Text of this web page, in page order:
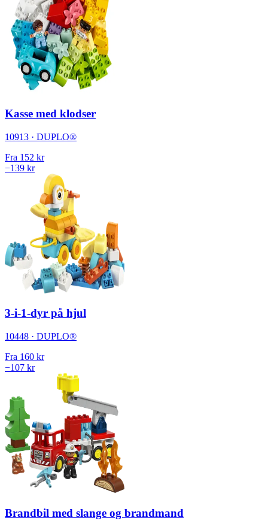
Kasse med klodser
10913 · DUPLO®
Fra 152 kr
−139 kr
3-i-1-dyr på hjul
10448 · DUPLO®
Fra 160 kr
−107 kr
Brandbil med slange og brandmand